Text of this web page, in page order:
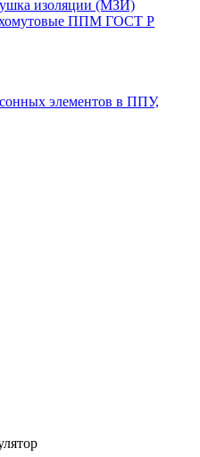
изоляции (МЗИ)
хомутовые ППМ ГОСТ Р
элементов в ППУ,